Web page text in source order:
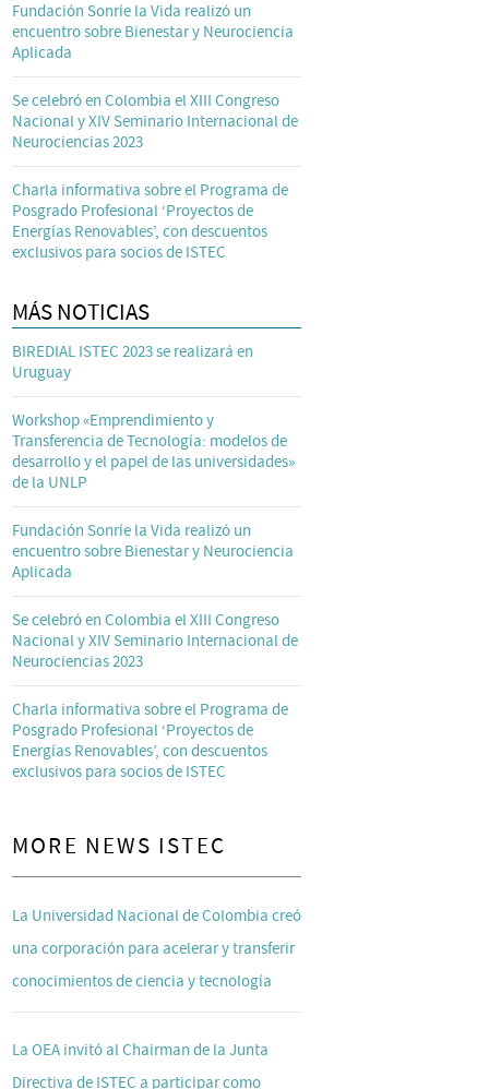
Fundación Sonríe la Vida realizó un
encuentro sobre Bienestar y Neurociencia
Aplicada
Se celebró en Colombia el XIII Congreso
Nacional y XIV Seminario Internacional de
Neurociencias 2023
Charla informativa sobre el Programa de
Posgrado Profesional ‘Proyectos de
Energías Renovables’, con descuentos
exclusivos para socios de ISTEC
MÁS NOTICIAS
BIREDIAL ISTEC 2023 se realizará en
Uruguay
Workshop «Emprendimiento y
Transferencia de Tecnología: modelos de
desarrollo y el papel de las universidades»
de la UNLP
Fundación Sonríe la Vida realizó un
encuentro sobre Bienestar y Neurociencia
Aplicada
Se celebró en Colombia el XIII Congreso
Nacional y XIV Seminario Internacional de
Neurociencias 2023
Charla informativa sobre el Programa de
Posgrado Profesional ‘Proyectos de
Energías Renovables’, con descuentos
exclusivos para socios de ISTEC
MORE NEWS ISTEC
La Universidad Nacional de Colombia creó
una corporación para acelerar y transferir
conocimientos de ciencia y tecnología
La OEA invitó al Chairman de la Junta
Directiva de ISTEC a participar como